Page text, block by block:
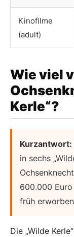
Kinofilme
(adult)
Wie viel
Kerle“?
Kurzantwort:
in sechs
600.000
früh
Die „Wilde